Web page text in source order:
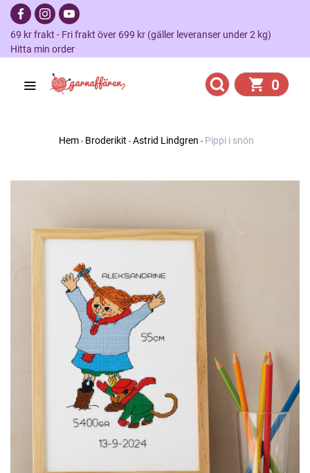
69 kr frakt - Fri frakt över 699 kr (gäller leveranser under 2 kg)
Hitta min order
0
Hem Broderikit Astrid Lindgren Pippi i snön